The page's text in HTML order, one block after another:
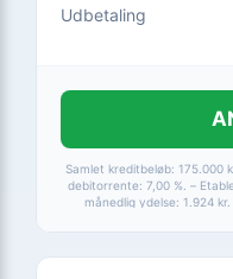
Udbetaling
Samlet kreditbeløb: 175.000
debitorrente: 7,00 %. –
månedlig ydelse: 1.924